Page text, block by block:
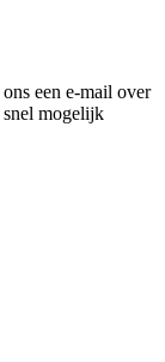
een e-mail over
mogelijk